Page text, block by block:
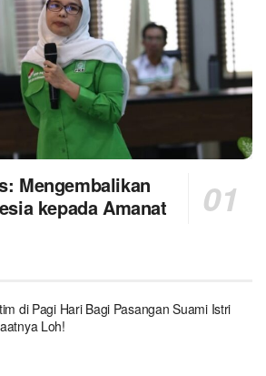
Mengembalikan
kepada Amanat
di Pagi Hari Bagi Pasangan Suami Istri
Loh!